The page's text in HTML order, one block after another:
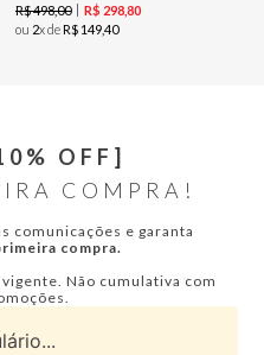
R$498,00 R$ 29880
ou 2x deR$ 14940
OFF]
COMPRA!
comunicações e garanta
compra.
Não cumulativa com